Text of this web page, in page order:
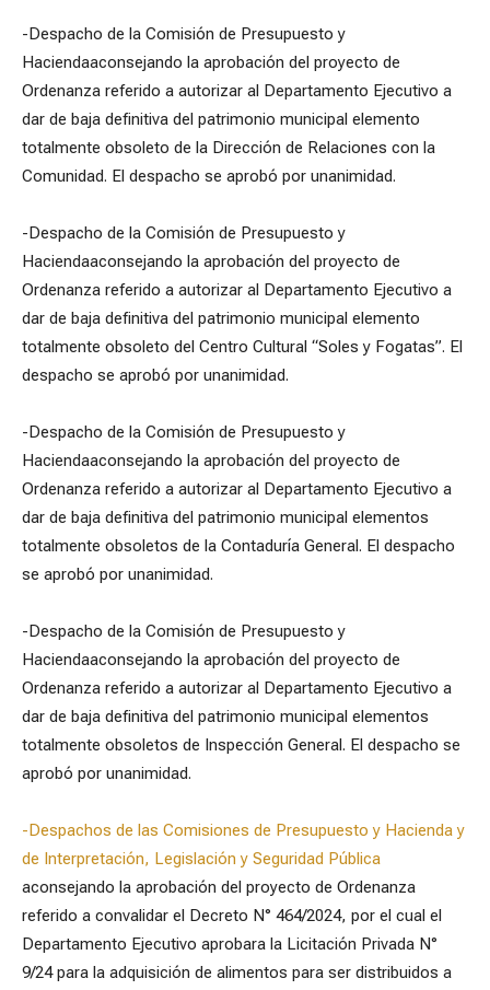
-Despacho de la Comisión de Presupuesto y
Haciendaaconsejando la aprobación del proyecto de
Ordenanza referido a autorizar al Departamento Ejecutivo a
dar de baja definitiva del patrimonio municipal elemento
totalmente obsoleto de la Dirección de Relaciones con la
Comunidad. El despacho se aprobó por unanimidad.
-Despacho de la Comisión de Presupuesto y
Haciendaaconsejando la aprobación del proyecto de
Ordenanza referido a autorizar al Departamento Ejecutivo a
dar de baja definitiva del patrimonio municipal elemento
totalmente obsoleto del Centro Cultural “Soles y Fogatas”. El
despacho se aprobó por unanimidad.
-Despacho de la Comisión de Presupuesto y
Haciendaaconsejando la aprobación del proyecto de
Ordenanza referido a autorizar al Departamento Ejecutivo a
dar de baja definitiva del patrimonio municipal elementos
totalmente obsoletos de la Contaduría General. El despacho
se aprobó por unanimidad.
-Despacho de la Comisión de Presupuesto y
Haciendaaconsejando la aprobación del proyecto de
Ordenanza referido a autorizar al Departamento Ejecutivo a
dar de baja definitiva del patrimonio municipal elementos
totalmente obsoletos de Inspección General. El despacho se
aprobó por unanimidad.
-Despachos de las Comisiones de Presupuesto y Hacienda y
de Interpretación, Legislación y Seguridad Pública
aconsejando la aprobación del proyecto de Ordenanza
referido a convalidar el Decreto N° 464/2024, por el cual el
Departamento Ejecutivo aprobara la Licitación Privada N°
9/24 para la adquisición de alimentos para ser distribuidos a